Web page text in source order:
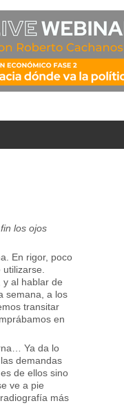
los ojos
En rigor, poco
al hablar de
semana, a los
transitar
en
Ya da lo
demandas
de ellos sino
ve a pie
más